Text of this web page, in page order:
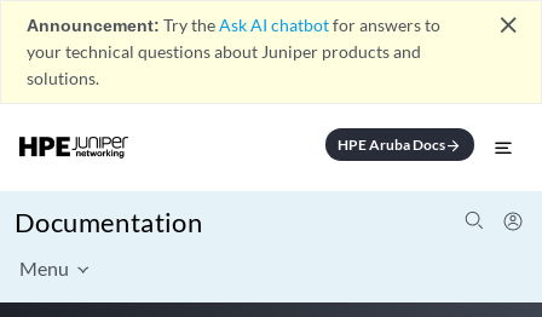
Announcement: Try theAsk AI chatbotfor answers to
your technical questions about Juniper products and
solutions.
close
HPE Aruba Docsarrow_forward
Documentation
Menu